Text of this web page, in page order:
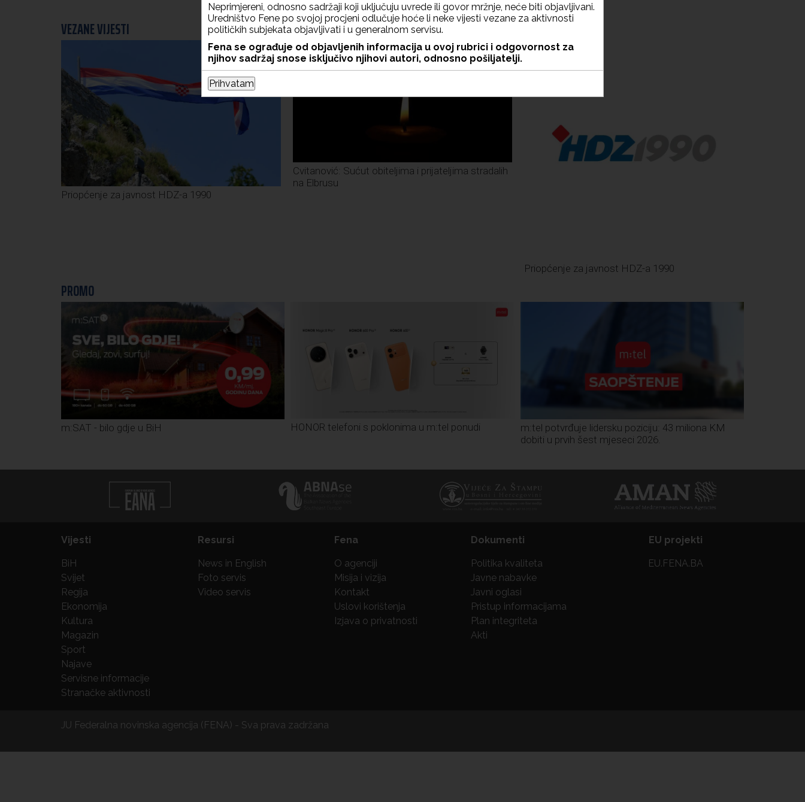
VEZANE VIJESTI
Priopćenje za javnost HDZ-a 1990
Cvitanović: Sućut obiteljima i prijateljima stradalih
na Elbrusu
Priopćenje za javnost HDZ-a 1990
Neprimjereni, odnosno sadržaji koji uključuju uvrede ili govor mržnje, neće biti objavljivani.
Uredništvo Fene po svojoj procjeni odlučuje hoće li neke vijesti vezane za aktivnosti
političkih subjekata objavljivati i u generalnom servisu.
Fena se ograđuje od objavljenih informacija u ovoj rubrici i odgovornost za
njihov sadržaj snose isključivo njihovi autori, odnosno pošiljatelji.
Prihvatam
PROMO
m:SAT - bilo gdje u BiH HONOR telefoni s poklonima u m:tel ponudi
m:tel potvrđuje lidersku poziciju: 43 miliona KM
dobiti u prvih šest mjeseci 2026.
Vijesti
BiH
Svijet
Regija
Ekonomija
Kultura
Magazin
Sport
Najave
Servisne informacije
Stranačke aktivnosti
Resursi
News in English
Foto servis
Video servis
Fena
O agenciji
Misija i vizija
Kontakt
Uslovi korištenja
Izjava o privatnosti
Dokumenti
Politika kvaliteta
Javne nabavke
Javni oglasi
Pristup informacijama
Plan integriteta
Akti
EU projekti
EU.FENA.BA
JU Federalna novinska agencija (FENA) - Sva prava zadržana